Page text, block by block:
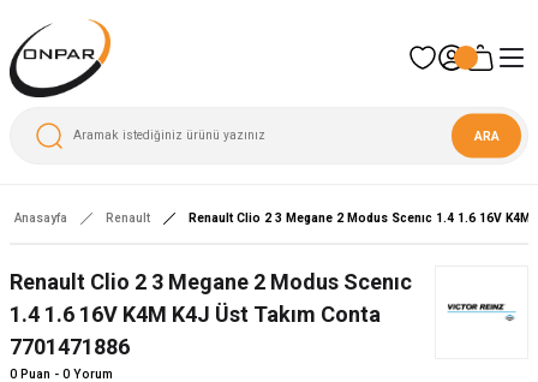
ARA
Anasayfa Renault Renault Clio 2 3 Megane 2 Modus Scenıc 1.4 1.6 16V K4M
Renault Clio 2 3 Megane 2 Modus Scenıc
1.4 1.6 16V K4M K4J Üst Takım Conta
7701471886
0 Puan - 0 Yorum